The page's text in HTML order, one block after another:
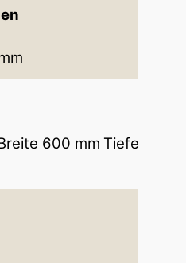
600 mm Tiefe